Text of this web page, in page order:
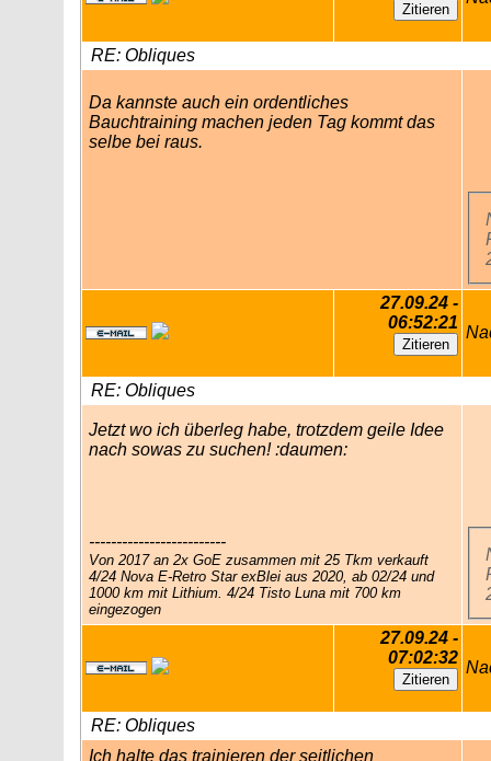
RE: Obliques
Da kannste auch ein ordentliches
Bauchtraining machen jeden Tag kommt das
selbe bei raus.
27.09.24 -
06:52:21
RE: Obliques
Jetzt wo ich überleg habe, trotzdem geile Idee
nach sowas zu suchen! :daumen:
-------------------------
Von 2017 an 2x GoE zusammen mit 25 Tkm verkauft
4/24 Nova E-Retro Star exBlei aus 2020, ab 02/24 und
1000 km mit Lithium. 4/24 Tisto Luna mit 700 km
eingezogen
27.09.24 -
07:02:32
RE: Obliques
Ich halte das trainieren der seitlichen